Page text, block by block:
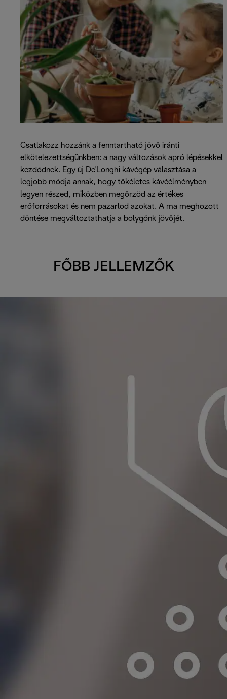
Csatlakozz hozzánk a fenntartható jövő iránti
elkötelezettségünkben: a nagy változások apró lépésekkel
kezdődnek. Egy új De'Longhi kávégép választása a
legjobb módja annak, hogy tökéletes kávéélményben
legyen részed, miközben megőrzöd az értékes
erőforrásokat és nem pazarlod azokat. A ma meghozott
döntése megváltoztathatja a bolygónk jövőjét.
FŐBB JELLEMZŐK